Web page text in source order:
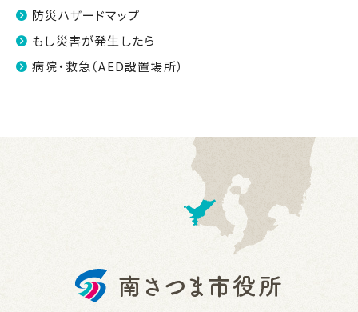
防災ハザードマップ
もし災害が発生したら
病院・救急（AED設置場所）